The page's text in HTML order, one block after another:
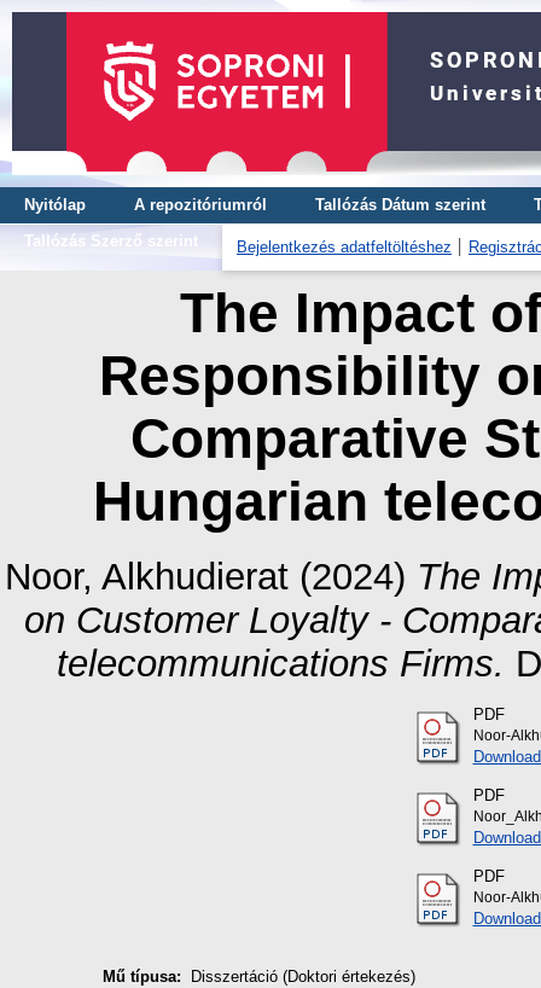
Nyitólap A repozitóriumról Tallózás Dátum szerint
Tallózás Szerző szerint
Bejelentkezés adatfeltöltéshez
The Impact
Responsibility
Comparative
Hungarian
Noor, Alkhudierat (2024) The
on Customer Loyalty -
telecommunications Firms.
PDF
Noor-
PDF
PDF
Noor-
Mű típusa:
Disszertáció (Doktori értekezés)